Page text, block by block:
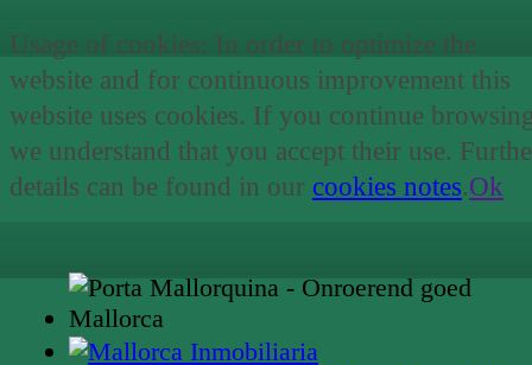
Usage of cookies: In order to optimize the
website and for continuous improvement this
website uses cookies. If you continue
we understand that you accept their use.
details can be found in our cookies notes.Ok